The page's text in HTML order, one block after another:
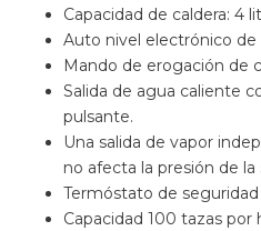
Capacidad de caldera: 4
Auto nivel electrónico de
Mando de erogación de
Salida de agua caliente
pulsante.
Una salida de vapor
no afecta la presión de la
Termóstato de
Capacidad 100 tazas por